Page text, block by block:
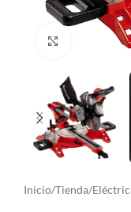
Clic para
Inicio/Tienda/